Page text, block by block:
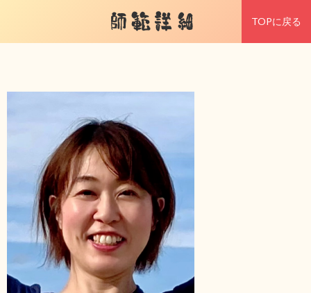
師範詳細 TOPに戻る